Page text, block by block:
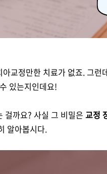
교정만한 치료가 없죠. 그
있는지인데요!
걸까요? 사실 그 비밀은 교정
알아봅시다.